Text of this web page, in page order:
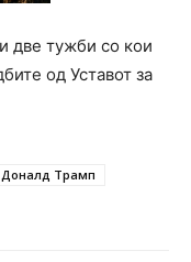
две тужби со кои
од Уставот за
Доналд Трамп